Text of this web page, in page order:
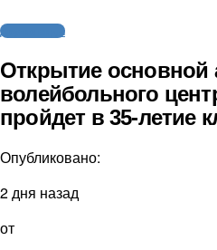
Другие виды
Открытие основной
волейбольного
пройдет в 35-летие
Опубликовано:
2 дня назад
от